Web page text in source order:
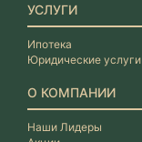
УСЛУГИ
Ипотека
Юридические услуги
О КОМПАНИИ
Наши Лидеры